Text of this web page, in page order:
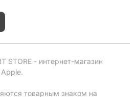
STORE - интернет-магазин
товарным знаком на